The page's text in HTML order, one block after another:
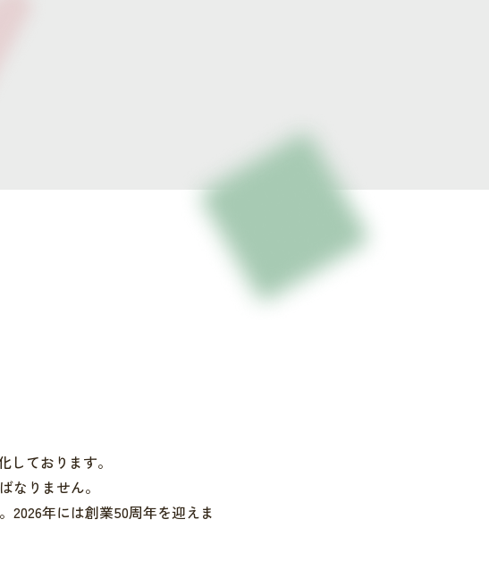
ております。
りません。
年には創業50周年を迎えま